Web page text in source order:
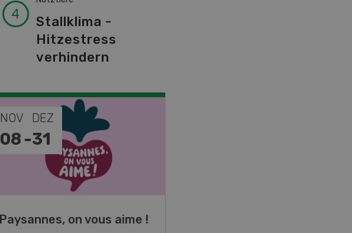
Stallklima -
Hitzestress
verhindern
NOV
08 -
DEZ
31
Paysannes, on vous aime !